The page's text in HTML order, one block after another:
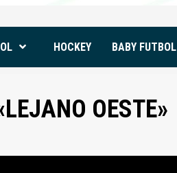
HOCKEY BABY FUTBOL
OESTE»